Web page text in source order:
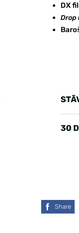
DX
Drop
30
Share